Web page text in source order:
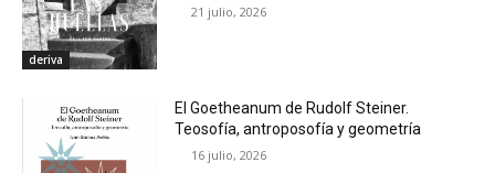
deriva
21 julio, 2026
El Goetheanum de Rudolf Steiner.
Teosofía, antroposofía y geometría
16 julio, 2026